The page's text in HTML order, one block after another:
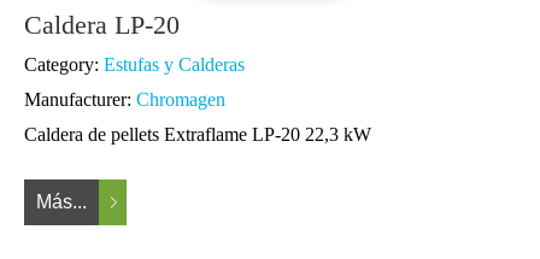
Caldera LP-20
Category: Estufas y Calderas
Manufacturer: Chromagen
Caldera de pellets Extraflame LP-20 22,3 kW
Más...